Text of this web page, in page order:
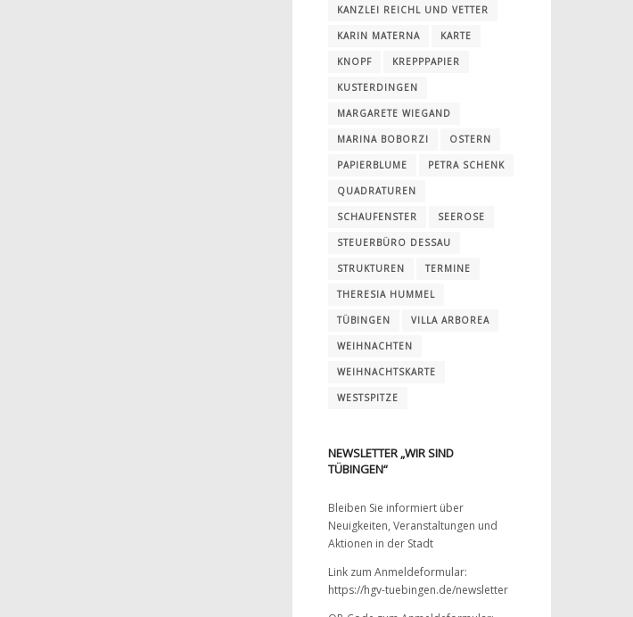
KANZLEI REICHL UND VETTER
KARIN MATERNA KARTE
KNOPF KREPPPAPIER
KUSTERDINGEN
MARGARETE WIEGAND
MARINA BOBORZI OSTERN
PAPIERBLUME PETRA SCHENK
QUADRATUREN
SCHAUFENSTER SEEROSE
STEUERBÜRO DESSAU
STRUKTUREN TERMINE
THERESIA HUMMEL
TÜBINGEN VILLA ARBOREA
WEIHNACHTEN
WEIHNACHTSKARTE
WESTSPITZE
NEWSLETTER „WIR SIND
TÜBINGEN“
Bleiben Sie informiert über
Neuigkeiten, Veranstaltungen und
Aktionen in der Stadt
Link zum Anmeldeformular:
https://hgv-tuebingen.de/newsletter